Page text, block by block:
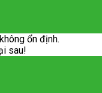
ổn định.
sau!